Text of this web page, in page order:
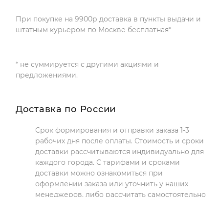
При покупке на 9900р доставка в пункты выдачи и
штатным курьером по Москве бесплатная*
* не суммируется с другими акциями и
предложениями.
Доставка по России
Срок формирования и отправки заказа 1-3
рабочих дня после оплаты. Стоимость и сроки
доставки рассчитываются индивидуально для
каждого города. С тарифами и сроками
доставки можно ознакомиться при
оформлении заказа или уточнить у наших
менеджеров, либо рассчитать самостоятельно